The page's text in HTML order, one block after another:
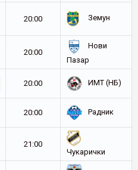
20:00
Земун
20:00
Нови
Пазар
20:00 ИМТ (НБ)
20:00 Радник
21:00
Чукарички